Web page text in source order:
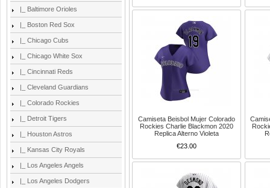
|_ Baltimore Orioles
|_ Boston Red Sox
|_ Chicago Cubs
|_ Chicago White Sox
|_ Cincinnati Reds
|_ Cleveland Guardians
|_ Colorado Rockies
|_ Detroit Tigers
|_ Houston Astros
|_ Kansas City Royals
|_ Los Angeles Angels
|_ Los Angeles Dodgers
Camiseta Beisbol Mujer Colorado
Rockies Charlie Blackmon 2020
Replica Alterno Violeta
€23.00